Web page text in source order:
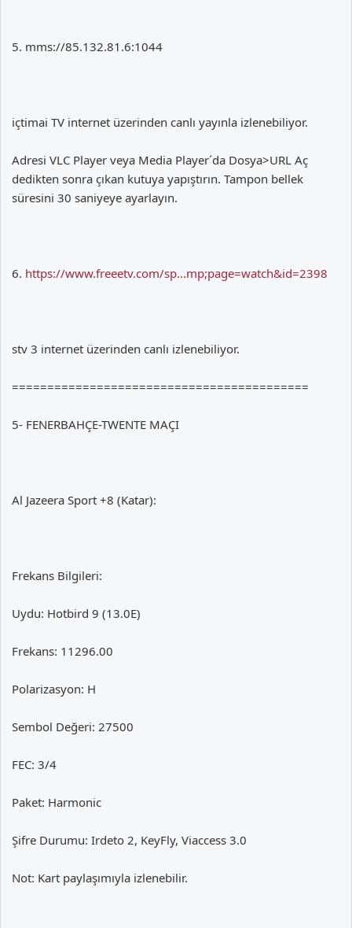
5. mms://85.132.81.6:1044
içtimai TV internet üzerinden canlı yayınla izlenebiliyor.
Adresi VLC Player veya Media Player´da Dosya>URL Aç
dedikten sonra çıkan kutuya yapıştırın. Tampon bellek
süresini 30 saniyeye ayarlayın.
6. https://www.freeetv.com/sp...mp;page=watch&id=2398
stv 3 internet üzerinden canlı izlenebiliyor.
==========================================
5- FENERBAHÇE-TWENTE MAÇI
Al Jazeera Sport +8 (Katar):
Frekans Bilgileri:
Uydu: Hotbird 9 (13.0E)
Frekans: 11296.00
Polarizasyon: H
Sembol Değeri: 27500
FEC: 3/4
Paket: Harmonic
Şifre Durumu: Irdeto 2, KeyFly, Viaccess 3.0
Not: Kart paylaşımıyla izlenebilir.